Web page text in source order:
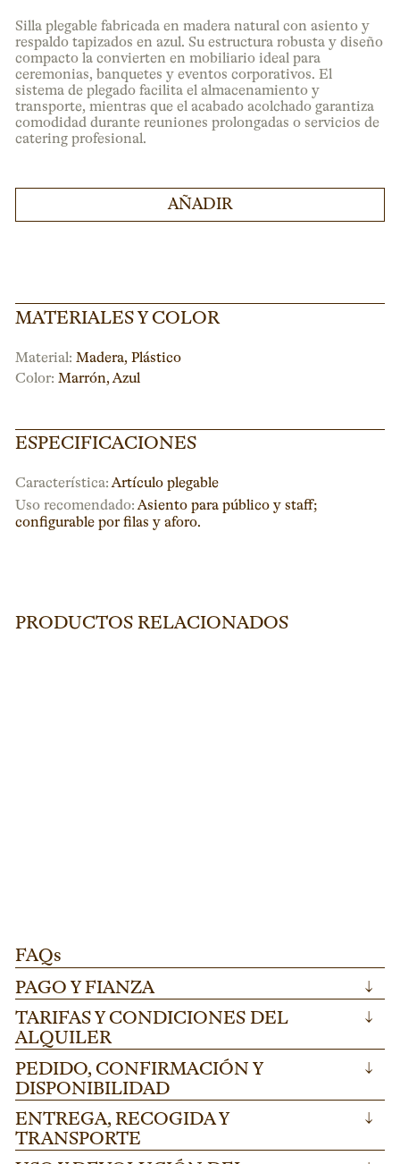
Silla plegable fabricada en madera natural con asiento y
respaldo tapizados en azul. Su estructura robusta y diseño
compacto la convierten en mobiliario ideal para
ceremonias, banquetes y eventos corporativos. El
sistema de plegado facilita el almacenamiento y
transporte, mientras que el acabado acolchado garantiza
comodidad durante reuniones prolongadas o servicios de
catering profesional.
AÑADIR
MATERIALES Y COLOR
Material: Madera, Plástico
Color: Marrón,Azul
ESPECIFICACIONES
Característica: Artículo plegable
Uso recomendado: Asiento para público y staff;
configurable por filas y aforo.
PRODUCTOS RELACIONADOS
FAQs
PAGO Y FIANZA
↓
TARIFAS Y CONDICIONES DEL
ALQUILER
↓
PEDIDO, CONFIRMACIÓN Y
DISPONIBILIDAD
↓
ENTREGA, RECOGIDA Y
TRANSPORTE
↓